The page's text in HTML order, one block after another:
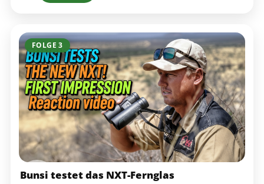
Trefferlage stabil, bleibt die Mechanik zuverlässig?
Der Fokus liegt auf praxisrelevanten Kriterien:
Wiederholgenauigkeit, Verstellung, Dichtigkeit und
Funktionssicherheit. Ein Extremtest ist kein Alltag –
aber er zeigt, wie viel Reserve hochwertige
Zielfernrohre unter echten Bedingungen mitbringen
können.
FOLGE 3
Bunsi testet das NXT-Fernglas